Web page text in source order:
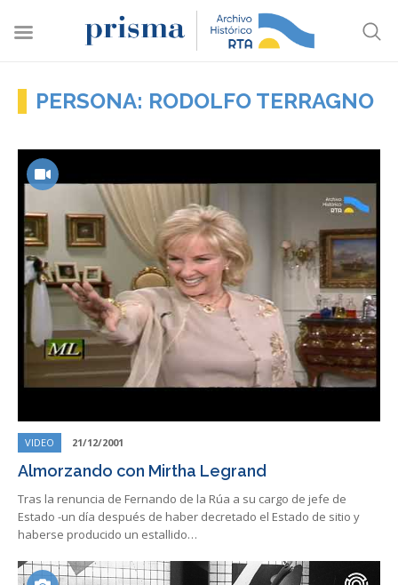
PERSONA: RODOLFO TERRAGNO
VIDEO 21/12/2001
Almorzando con Mirtha Legrand
Tras la renuncia de Fernando de la Rúa a su cargo de jefe de
Estado -un día después de haber decretado el Estado de sitio y
haberse producido un estallido…